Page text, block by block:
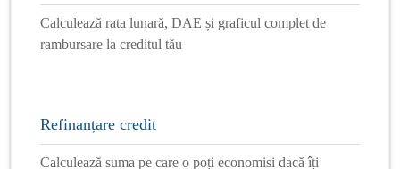
Calculează rata lunară, DAE și graficul complet de
rambursare la creditul tău
Refinanțare credit
Calculează suma pe care o poți economisi dacă îți